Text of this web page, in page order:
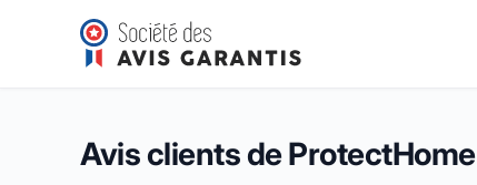
ProtectHome
Note globale : 9,2 sur 10
9,2/10(10 118 avis)
Avis clients de ProtectHome